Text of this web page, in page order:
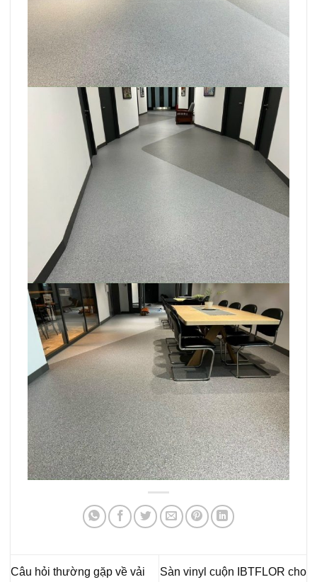
Câu hỏi thường gặp về vải Sàn vinyl cuộn IBTFLOR cho